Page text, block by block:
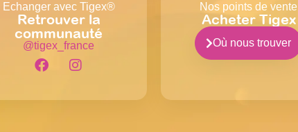
Echanger avec Tigex®
Retrouver la
communauté
@tigex_france
Nos points de vente
Acheter Tigex
Où nous trouver